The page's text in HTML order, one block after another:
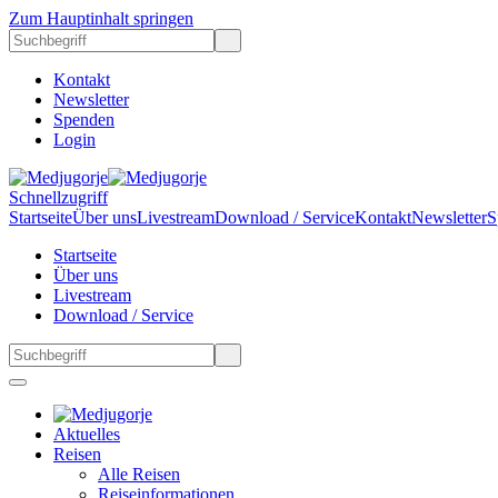
Zum Hauptinhalt springen
Kontakt
Newsletter
Spenden
Login
Schnellzugriff
StartseiteÜber unsLivestreamDownload / ServiceKontaktNewsletter
Startseite
Über uns
Livestream
Download / Service
Aktuelles
Reisen
Alle Reisen
Reiseinformationen